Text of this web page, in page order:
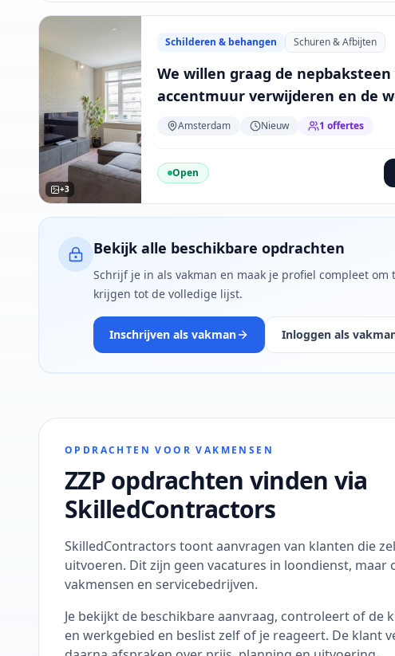
+3
Schilderen & behangen Schuren & Afbijten
We willen graag de nepbaksteen
accentmuur verwijderen en de
en eetkamer wit schilderen
Amsterdam Nieuw 1 offertes
Open
Bekijk alle beschikbare opdrachten
Schrijf je in als vakman en maak je profiel compleet om
krijgen tot de volledige lijst.
Inschrijven als vakman Inloggen als
OPDRACHTEN VOOR VAKMENSEN
ZZP opdrachten vinden via
SkilledContractors
SkilledContractors toont aanvragen van klanten die
uitvoeren. Dit zijn geen vacatures in loondienst, maar
vakmensen en servicebedrijven.
Je bekijkt de beschikbare aanvraag, controleert of de
en werkgebied en beslist zelf of je reageert. De klant